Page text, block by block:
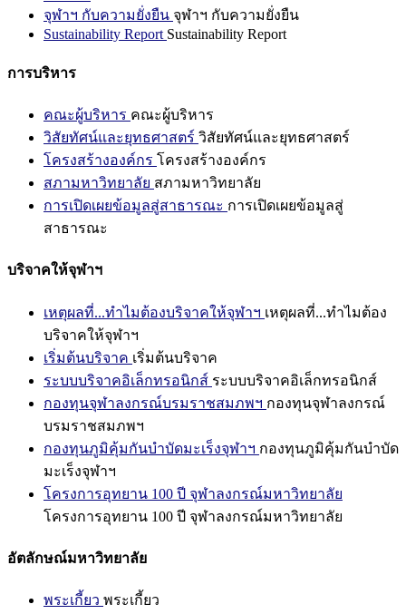
จุฬาฯ กับความยั่งยืน จุฬาฯ กับความยั่งยืน
Sustainability Report Sustainability Report
การบริหาร
คณะผู้บริหาร คณะผู้บริหาร
วิสัยทัศน์และยุทธศาสตร์ วิสัยทัศน์และยุทธศาสตร์
โครงสร้างองค์กร โครงสร้างองค์กร
สภามหาวิทยาลัย สภามหาวิทยาลัย
การเปิดเผยข้อมูลสู่สาธารณะ การเปิดเผยข้อมูลสู่
สาธารณะ
บริจาคให้จุฬาฯ
เหตุผลที่...ทำไมต้องบริจาคให้จุฬาฯ เหตุผลที่...ทำไมต้อง
บริจาคให้จุฬาฯ
เริ่มต้นบริจาค เริ่มต้นบริจาค
ระบบบริจาคอิเล็กทรอนิกส์ ระบบบริจาคอิเล็กทรอนิกส์
กองทุนจุฬาลงกรณ์บรมราชสมภพฯ กองทุนจุฬาลงกรณ์
บรมราชสมภพฯ
กองทุนภูมิคุ้มกันบำบัดมะเร็งจุฬาฯ กองทุนภูมิคุ้มกันบำบัด
มะเร็งจุฬาฯ
โครงการอุทยาน 100 ปี จุฬาลงกรณ์มหาวิทยาลัย
โครงการอุทยาน 100 ปี จุฬาลงกรณ์มหาวิทยาลัย
อัตลักษณ์มหาวิทยาลัย
พระเกี้ยว พระเกี้ยว